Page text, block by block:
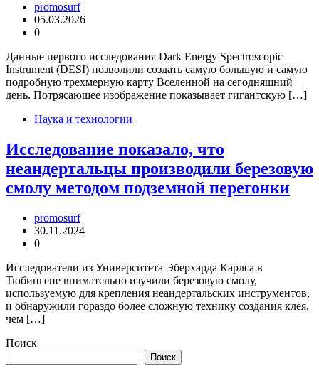
promosurf
05.03.2026
0
Данные первого исследования Dark Energy Spectroscopic
Instrument (DESI) позволили создать самую большую и самую
подробную трехмерную карту Вселенной на сегодняшний
день. Потрясающее изображение показывает гигантскую […]
Наука и технологии
Исследование показало, что
неандертальцы производили березовую
смолу методом подземной перегонки
promosurf
30.11.2024
0
Исследователи из Университета Эберхарда Карлса в
Тюбингене внимательно изучили березовую смолу,
используемую для крепления неандертальских инструментов,
и обнаружили гораздо более сложную технику создания клея,
чем […]
Поиск
Поиск